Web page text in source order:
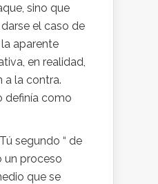
sino que
el caso de
aparente
en realidad,
a la contra.
definía como
segundo “ de
un proceso
que se